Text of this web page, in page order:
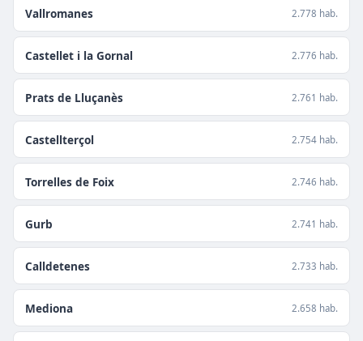
Vallromanes 2.778 hab.
Castellet i la Gornal 2.776 hab.
Prats de Lluçanès 2.761 hab.
Castellterçol 2.754 hab.
Torrelles de Foix 2.746 hab.
Gurb 2.741 hab.
Calldetenes 2.733 hab.
Mediona 2.658 hab.